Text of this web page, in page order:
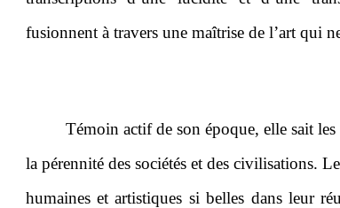
fusionnent à travers une maîtrise de l’art qui
Témoin actif de son époque, elle sait
la pérennité des sociétés et des civilisations.
humaines et artistiques si belles dans leur